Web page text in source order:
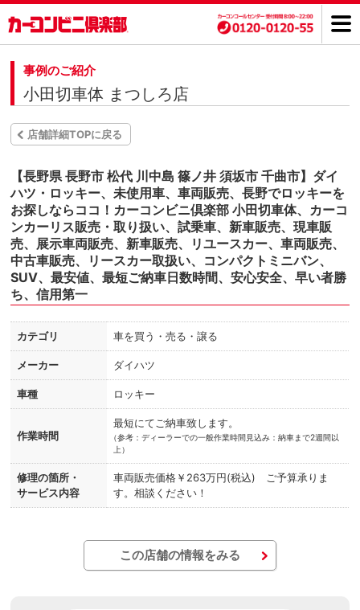
事例のご紹介
小田切車体 まつしろ店
店舗詳細TOPに戻る
【長野県 長野市 松代 川中島 篠ノ井 須坂市 千曲市】ダイ
ハツ・ロッキー、未使用車、車両販売、長野でロッキーを
お探しならココ！カーコンビニ倶楽部 小田切車体、カーコ
ンカーリス販売・取り扱い、試乗車、新車販売、現車販
売、展示車両販売、新車販売、リユースカー、車両販売、
中古車販売、リースカー取扱い、コンパクトミニバン、
SUV、最安値、最短ご納車日数時間、安心安全、早い者勝
ち、信用第一
カテゴリ 車を買う・売る・譲る
メーカー ダイハツ
車種 ロッキー
作業時間
最短にてご納車致します。
（参考：ディーラーでの一般作業時間見込み：納車まで2週間以
上）
修理の箇所・
サービス内容
車両販売価格￥263万円(税込) ご予算承りま
す。相談ください！
この店舗の情報をみる